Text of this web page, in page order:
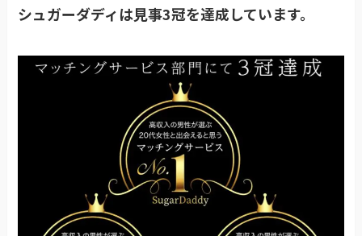
シュガーダディは見事3冠を達成しています。